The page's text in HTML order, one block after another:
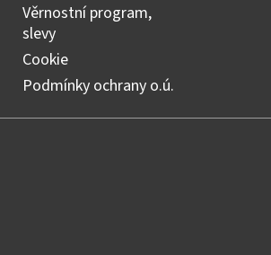
Věrnostní program,
slevy
Cookie
Podmínky ochrany o.ú.